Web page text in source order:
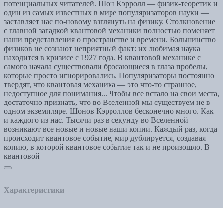
потенциальных читателей. Шон Кэрролл — физик-теоретик и
один из самых известных в мире популяризаторов науки —
заставляет нас по-новому взглянуть на физику. Столкновение
с главной загадкой квантовой механики полностью поменяет
наши представления о пространстве и времени. Большинство
физиков не сознают неприятный факт: их любимая наука
находится в кризисе с 1927 года. В квантовой механике с
самого начала существовали бросающиеся в глаза пробелы,
которые просто игнорировались. Популяризаторы постоянно
твердят, что квантовая механика — это что-то странное,
недоступное для понимания... Чтобы все встало на свои места,
достаточно признать, что во Вселенной мы существуем не в
одном экземпляре. Шонов Кэрроллов бесконечно много. Как
и каждого из нас. Тысячи раз в секунду во Вселенной
возникают все новые и новые наши копии. Каждый раз, когда
происходит квантовое событие, мир дублируется, создавая
копию, в которой квантовое событие так и не произошло. В
квантовой
Характеристики